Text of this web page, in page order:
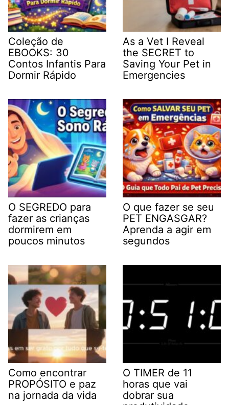
Coleção de
EBOOKS: 30
Contos Infantis Para
Dormir Rápido
As a Vet I Reveal
the SECRET to
Saving Your Pet in
Emergencies
O SEGREDO para
fazer as crianças
dormirem em
poucos minutos
O que fazer se seu
PET ENGASGAR?
Aprenda a agir em
segundos
Como encontrar
PROPÓSITO e paz
na jornada da vida
O TIMER de 11
horas que vai
dobrar sua